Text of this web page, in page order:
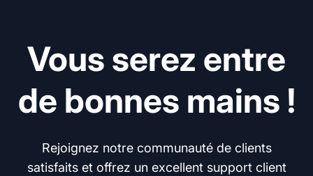
Vous serez entre
de bonnes mains !
Rejoignez notre communauté de clients
satisfaits et offrez un excellent support client